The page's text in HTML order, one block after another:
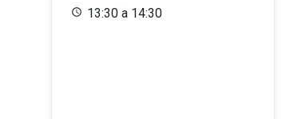
13:30 a 14:30